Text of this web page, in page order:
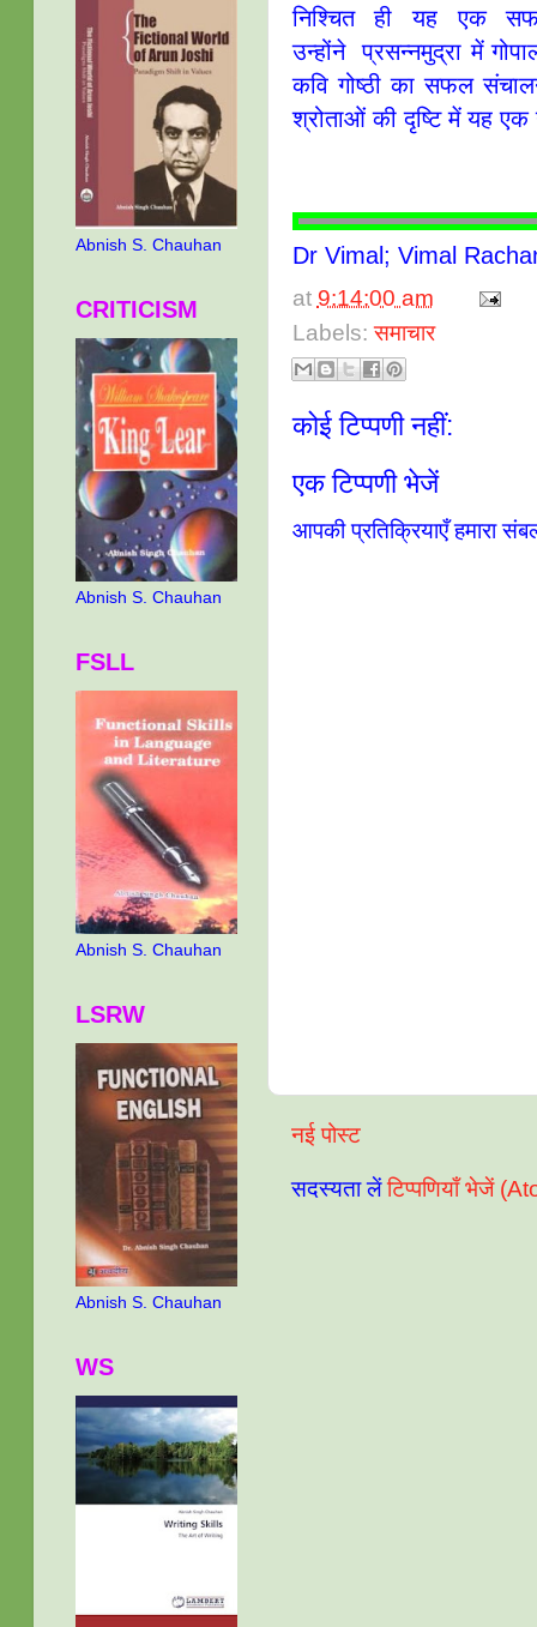
निश्चित ही यह एक
उन्होंने प्रसन्नमुद्रा में
कवि गोष्ठी का सफल
श्रोताओं की दृष्टि में यह एक
Dr Vimal; Vimal
at 9:14:00 am
Labels:समाचार
कोई टिप्पणी नहीं:
एक टिप्पणी भेजें
आपकी प्रतिक्रियाएँ हमारा
नई पोस्ट
सदस्यता लेंटिप्पणियाँ भेजें
Abnish S. Chauhan
CRITICISM
Abnish S. Chauhan
FSLL
Abnish S. Chauhan
LSRW
Abnish S. Chauhan
WS